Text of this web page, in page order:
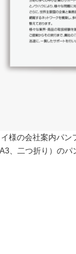
様の会社案内パン
、二つ折り）のパ